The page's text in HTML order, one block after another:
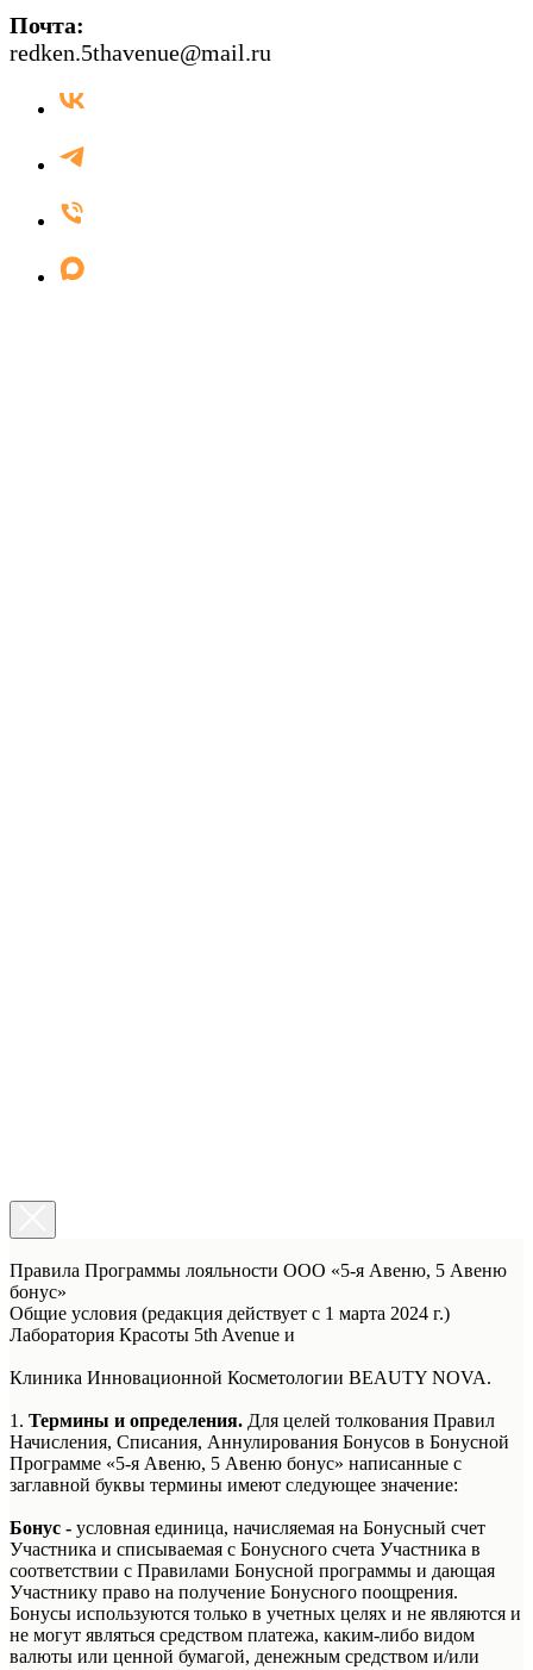
Почта:
redken.5thavenue@mail.ru
Правила Программы лояльности ООО «5-я Авеню, 5 Авеню
бонус»
Общие условия (редакция действует с 1 марта 2024 г.)
Лаборатория Красоты 5th Avenue и
Клиника Инновационной Косметологии BEAUTY NOVA.
1. Термины и определения. Для целей толкования Правил
Начисления, Списания, Аннулирования Бонусов в Бонусной
Программе «5-я Авеню, 5 Авеню бонус» написанные с
заглавной буквы термины имеют следующее значение:
Бонус - условная единица, начисляемая на Бонусный счет
Участника и списываемая с Бонусного счета Участника в
соответствии с Правилами Бонусной программы и дающая
Участнику право на получение Бонусного поощрения.
Бонусы используются только в учетных целях и не являются и
не могут являться средством платежа, каким-либо видом
валюты или ценной бумагой, денежным средством и/или